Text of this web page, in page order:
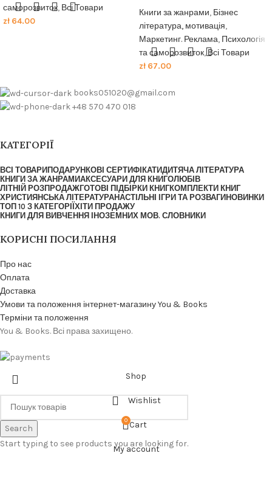
саморозвиток, Всі Товари
zł 64.00
Книги за жанрами, Бізнес
література, мотивація,
Маркетинг. Реклама, Психологія
та саморозвиток, Всі Товари
zł 67.00
books051020@gmail.com
+48 570 470 018
КАТЕГОРІЇ
ВСІ ТОВАРИ ПОДАРУНКОВІ СЕРТИФІКАТИДИТЯЧА ЛІТЕРАТУРА
КНИГИ ЗА ЖАНРАМИАКСЕСУАРИ ДЛЯ КНИГОЛЮБІВ
ЛІТНІЙ РОЗПРОДАЖГОТОВІ ПІДБІРКИ КНИГКОМПЛЕКТИ КНИГ
ХРИСТИЯНСЬКА ЛІТЕРАТУРАНАСТІЛЬНІ ІГРИ ТА РОЗВАГИ НОВИНКИ
ТОП 10 З КАТЕГОРІЇ ХІТИ ПРОДАЖУ
КНИГИ ДЛЯ ВИВЧЕННЯ ІНОЗЕМНИХ МОВ. СЛОВНИКИ
КОРИСНІ ПОСИЛАННЯ
Про нас
Оплата
Доставка
Умови та положення інтернет-магазину You & Books
Терміни та положення
You & Books. Всі права захищено.
Search
Start typing to see products you are looking for.
Shop
Wishlist
0 Cart
My account